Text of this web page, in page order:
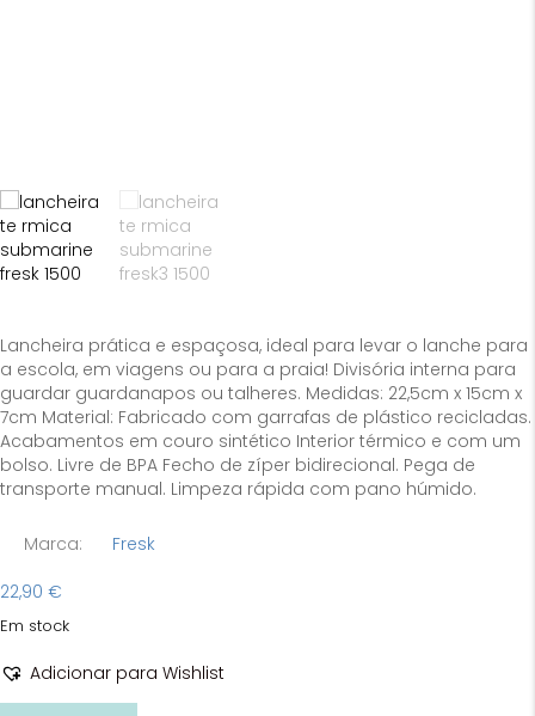
Lancheira prática e espaçosa, ideal para levar o lanche para
a escola, em viagens ou para a praia! Divisória interna para
guardar guardanapos ou talheres. Medidas: 22,5cm x 15cm x
7cm Material: Fabricado com garrafas de plástico recicladas.
Acabamentos em couro sintético Interior térmico e com um
bolso. Livre de BPA Fecho de zíper bidirecional. Pega de
transporte manual. Limpeza rápida com pano húmido.
Marca:
Fresk
22,90 €
Em stock
Adicionar para Wishlist